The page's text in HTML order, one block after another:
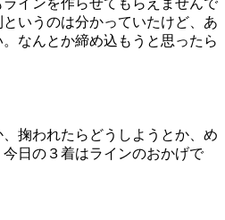
いうのは分かっていたけど、あ
なんとか締め込もうと思ったら
掬われたらどうしようとか、め
日の３着はラインのおかげで